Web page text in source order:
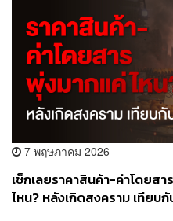
7 พฤษภาคม 2026
เช็กเลยราคาสินค้า-ค่าโดยส
ไหน? หลังเกิดสงคราม เทียบ